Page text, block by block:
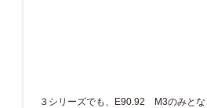
３シリーズでも、E90.92 M3のみとな